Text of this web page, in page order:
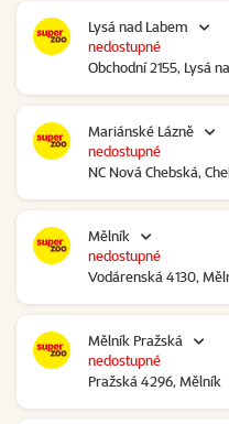
Lysá nad Labem
Obchodní 2155, Lysá
nedostupné
Mariánské Lázně
NC Nová Chebská,
nedostupné
Mělník
Vodárenská 4130,
nedostupné
Mělník Pražská
Pražská 4296, Mělník
nedostupné